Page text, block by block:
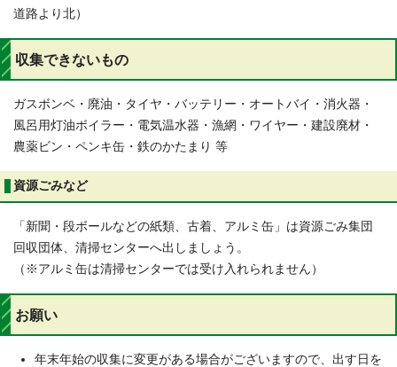
道路より北）
収集できないもの
ガスボンベ・廃油・タイヤ・バッテリー・オートバイ・消火器・
風呂用灯油ボイラー・電気温水器・漁網・ワイヤー・建設廃材・
農薬ビン・ペンキ缶・鉄のかたまり 等
資源ごみなど
「新聞・段ボールなどの紙類、古着、アルミ缶」は資源ごみ集団
回収団体、清掃センターへ出しましょう。
（※アルミ缶は清掃センターでは受け入れられません）
お願い
年末年始の収集に変更がある場合がございますので、出す日を